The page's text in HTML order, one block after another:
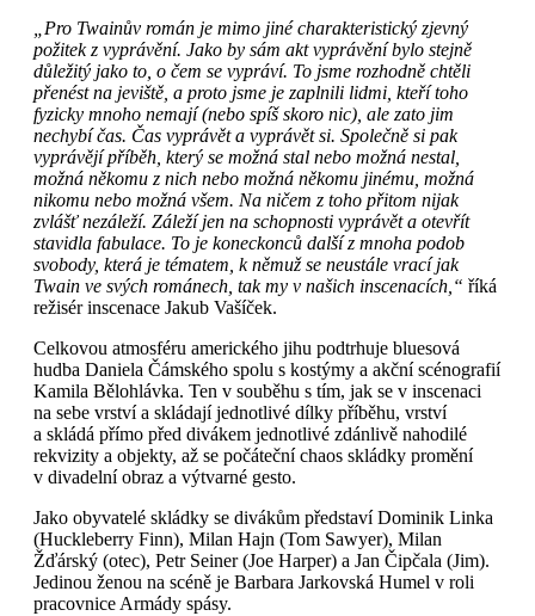
„Pro Twainův román je mimo jiné charakteristický zjevný
požitek z vyprávění. Jako by sám akt vyprávění bylo stejně
důležitý jako to, o čem se vypráví. To jsme rozhodně chtěli
přenést na jeviště, a proto jsme je zaplnili lidmi, kteří toho
fyzicky mnoho nemají (nebo spíš skoro nic), ale zato jim
nechybí čas. Čas vyprávět a vyprávět si. Společně si pak
vyprávějí příběh, který se možná stal nebo možná nestal,
možná někomu z nich nebo možná někomu jinému, možná
nikomu nebo možná všem. Na ničem z toho přitom nijak
zvlášť nezáleží. Záleží jen na schopnosti vyprávět a otevřít
stavidla fabulace. To je koneckonců další z mnoha podob
svobody, která je tématem, k němuž se neustále vrací jak
Twain ve svých románech, tak my v našich inscenacích,“ říká
režisér inscenace Jakub Vašíček.
Celkovou atmosféru amerického jihu podtrhuje bluesová
hudba Daniela Čámského spolu s kostýmy a akční scénografií
Kamila Bělohlávka. Ten v souběhu s tím, jak se v inscenaci
na sebe vrství a skládají jednotlivé dílky příběhu, vrství
a skládá přímo před divákem jednotlivé zdánlivě nahodilé
rekvizity a objekty, až se počáteční chaos skládky promění
v divadelní obraz a výtvarné gesto.
Jako obyvatelé skládky se divákům představí Dominik Linka
(Huckleberry Finn), Milan Hajn (Tom Sawyer), Milan
Žďárský (otec), Petr Seiner (Joe Harper) a Jan Čipčala (Jim).
Jedinou ženou na scéně je Barbara Jarkovská Humel v roli
pracovnice Armády spásy.